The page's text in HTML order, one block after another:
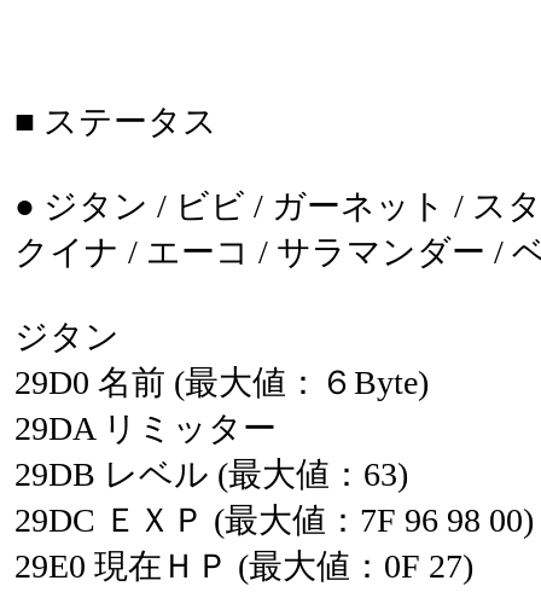
■ ステータス
● ジタン / ビビ / ガーネット / ス
クイナ / エーコ / サラマンダー /
ジタン
29D0 名前 (最大値：６Byte)
29DA リミッター
29DB レベル (最大値：63)
29DC ＥＸＰ (最大値：7F 96 98 00)
29E0 現在ＨＰ (最大値：0F 27)